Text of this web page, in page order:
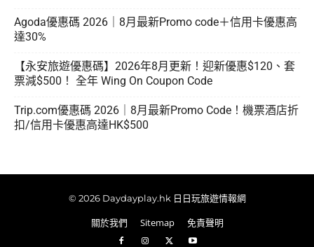
Agoda優惠碼 2026｜8月最新Promo code＋信用卡優惠高
達30%
【永安旅遊優惠碼】2026年8月更新！迎新優惠$120、套
票減$500！ 全年 Wing On Coupon Code
Trip.com優惠碼 2026｜8月最新Promo Code！機票酒店折
扣/信用卡優惠高達HK$500
© 2026 Daydayplay.hk 日日玩旅遊情報網
關於我們 Sitemap 免責聲明